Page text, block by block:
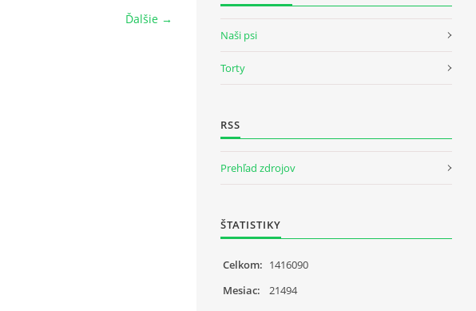
Ďalšie →
Naši psi
Torty
RSS
Prehľad zdrojov
ŠTATISTIKY
Celkom: 1416090
Mesiac:
21494